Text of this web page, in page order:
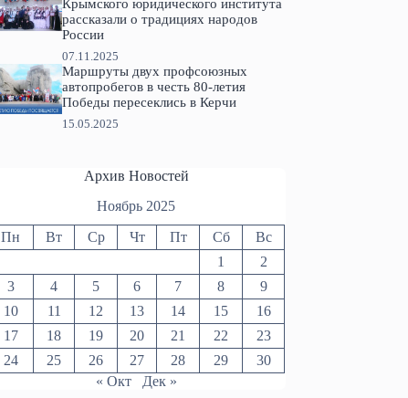
Крымского юридического института
рассказали о традициях народов
России
07.11.2025
Маршруты двух профсоюзных
автопробегов в честь 80-летия
Победы пересеклись в Керчи
15.05.2025
Архив Новостей
Ноябрь 2025
Пн Вт Ср Чт Пт Сб
Вс
1
2
3
4 5 6 7 8
9
10
11 12 13 14 15
16
17
18 19 20 21 22
23
24
25 26 27 28 29
30
« Окт
Дек »